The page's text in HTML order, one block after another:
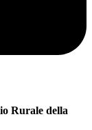
Rurale della